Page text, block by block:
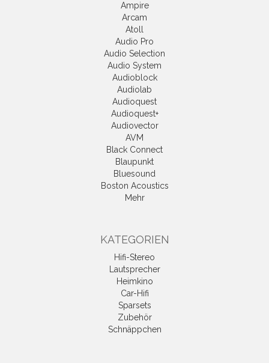
Ampire
Arcam
Atoll
Audio Pro
Audio Selection
Audio System
Audioblock
Audiolab
Audioquest
Audioquest+
Audiovector
AVM
Black Connect
Blaupunkt
Bluesound
Boston Acoustics
Mehr
KATEGORIEN
Hifi-Stereo
Lautsprecher
Heimkino
Car-Hifi
Sparsets
Zubehör
Schnäppchen